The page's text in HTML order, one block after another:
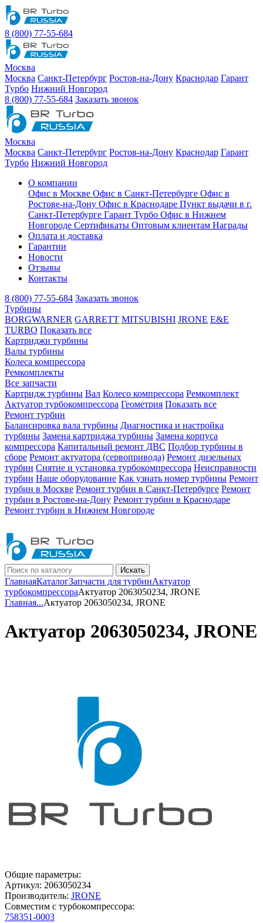
8 (800) 77-55-684
Москва
Москва Санкт-Петербург Ростов-на-Дону Краснодар Гарант
Турбо Нижний Новгород
8 (800) 77-55-684 Заказать звонок
Москва
Москва Санкт-Петербург Ростов-на-Дону Краснодар Гарант
Турбо Нижний Новгород
О компании
Офис в Москве Офис в Санкт-Петербурге Офис в
Ростове-на-Дону Офис в Краснодаре Пункт выдачи в г.
Санкт-Петербурге Гарант Турбо Офис в Нижнем
Новгороде Сертификаты Оптовым клиентам Награды
Оплата и доставка
Гарантии
Новости
Отзывы
Контакты
8 (800) 77-55-684 Заказать звонок
Турбины
BORGWARNER GARRETT MITSUBISHI JRONE E&E
TURBO Показать все
Картриджи турбины
Валы турбины
Колеса компрессора
Ремкомплекты
Все запчасти
Картридж турбины Вал Колесо компрессора Ремкомплект
Актуатор турбокомпрессора Геометрия Показать все
Ремонт турбин
Балансировка вала турбины Диагностика и настройка
турбины Замена картриджа турбины Замена корпуса
компрессора Капитальный ремонт ДВС Подбор турбины в
сборе Ремонт актуатора (сервопривода) Ремонт дизельных
турбин Снятие и установка турбокомпрессора Неисправности
турбин Наше оборудование Как узнать номер турбины Ремонт
турбин в Москве Ремонт турбин в Санкт-Петербурге Ремонт
турбин в Ростове-на-Дону Ремонт турбин в Краснодаре
Ремонт турбин в Нижнем Новгороде
Искать
ГлавнаяКаталогЗапчасти для турбинАктуатор
турбокомпрессораАктуатор 2063050234, JRONE
Главная...Актуатор 2063050234, JRONE
Актуатор 2063050234, JRONE
Общие параметры:
Артикул: 2063050234
Производитель: JRONE
Совместим с турбокомпрессора:
758351-0003